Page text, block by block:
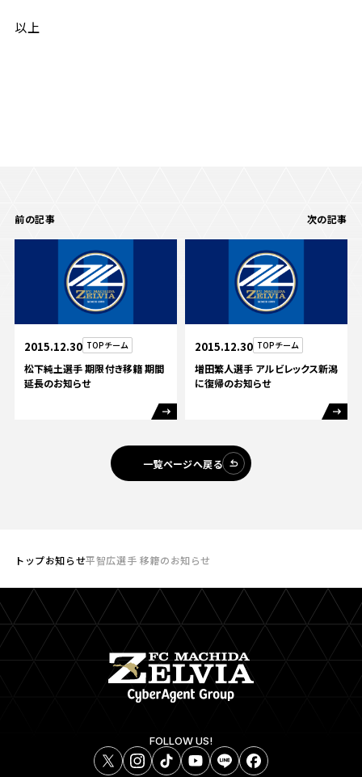
以上
前の記事
2015.12.30 TOPチーム
松下純土選手 期限付き移籍 期間
延長のお知らせ
次の記事
2015.12.30 TOPチーム
増田繁人選手 アルビレックス新潟
に復帰のお知らせ
一覧ページへ戻る
トップお知らせ平智広選手 移籍のお知らせ
FOLLOW US!